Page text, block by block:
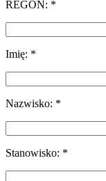
REGON: *
Imię: *
Nazwisko: *
Stanowisko: *